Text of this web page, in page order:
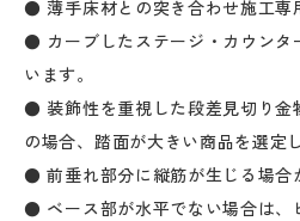
● 薄手床材との突き合わせ施工専
● カーブしたステージ・カウンタ
います。
● 装飾性を重視した段差見切り金
の場合、踏面が大きい商品を選定
● 前垂れ部分に縦筋が生じる場合
● ベース部が水平でない場合は、